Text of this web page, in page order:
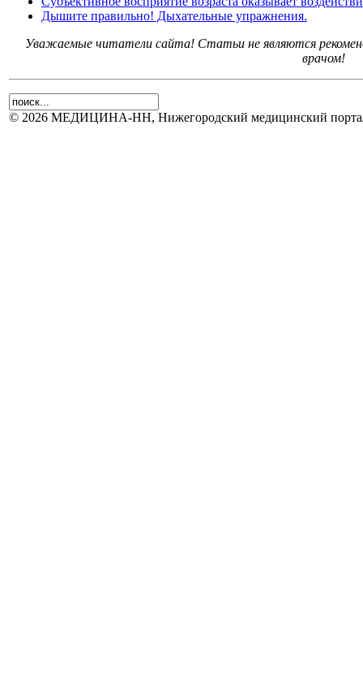
Дышите правильно! Дыхательные упражнения.
Уважаемые читатели сайта! Статьи не являются
врачом!
© 2026 МЕДИЦИНА-НН, Нижегородский медицинский